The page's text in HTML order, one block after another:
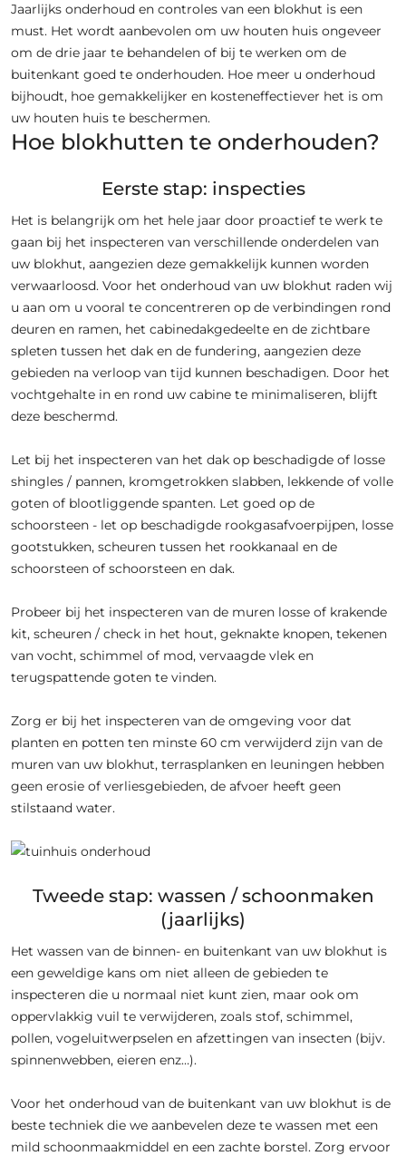
Jaarlijks onderhoud en controles van een blokhut is een
must. Het wordt aanbevolen om uw houten huis ongeveer
om de drie jaar te behandelen of bij te werken om de
buitenkant goed te onderhouden. Hoe meer u onderhoud
bijhoudt, hoe gemakkelijker en kosteneffectiever het is om
uw houten huis te beschermen.
Hoe blokhutten te onderhouden?
Eerste stap: inspecties
Het is belangrijk om het hele jaar door proactief te werk te
gaan bij het inspecteren van verschillende onderdelen van
uw blokhut, aangezien deze gemakkelijk kunnen worden
verwaarloosd. Voor het onderhoud van uw blokhut raden wij
u aan om u vooral te concentreren op de verbindingen rond
deuren en ramen, het cabinedakgedeelte en de zichtbare
spleten tussen het dak en de fundering, aangezien deze
gebieden na verloop van tijd kunnen beschadigen. Door het
vochtgehalte in en rond uw cabine te minimaliseren, blijft
deze beschermd.
Let bij het inspecteren van het dak op beschadigde of losse
shingles / pannen, kromgetrokken slabben, lekkende of volle
goten of blootliggende spanten. Let goed op de
schoorsteen - let op beschadigde rookgasafvoerpijpen, losse
gootstukken, scheuren tussen het rookkanaal en de
schoorsteen of schoorsteen en dak.
Probeer bij het inspecteren van de muren losse of krakende
kit, scheuren / check in het hout, geknakte knopen, tekenen
van vocht, schimmel of mod, vervaagde vlek en
terugspattende goten te vinden.
Zorg er bij het inspecteren van de omgeving voor dat
planten en potten ten minste 60 cm verwijderd zijn van de
muren van uw blokhut, terrasplanken en leuningen hebben
geen erosie of verliesgebieden, de afvoer heeft geen
stilstaand water.
Tweede stap: wassen / schoonmaken
(jaarlijks)
Het wassen van de binnen- en buitenkant van uw blokhut is
een geweldige kans om niet alleen de gebieden te
inspecteren die u normaal niet kunt zien, maar ook om
oppervlakkig vuil te verwijderen, zoals stof, schimmel,
pollen, vogeluitwerpselen en afzettingen van insecten (bijv.
spinnenwebben, eieren enz…).
Voor het onderhoud van de buitenkant van uw blokhut is de
beste techniek die we aanbevelen deze te wassen met een
mild schoonmaakmiddel en een zachte borstel. Zorg ervoor